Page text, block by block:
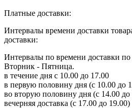
Платные доставки:
Интервалы времени доставки
доставки:
Интервалы по времени доставки
Вторник - Пятница.
в течение дня с 10.00 до 17.00
в первую половину дня (с 10.00 до
во вторую половину дня (с 14.00 до
вечерняя доставка (с 17.00 до 19.00)